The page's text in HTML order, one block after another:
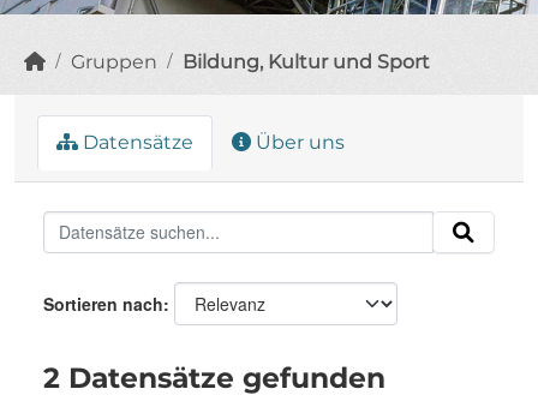
Gruppen Bildung, Kultur und Sport
Datensätze Über uns
Sortieren nach
2 Datensätze gefunden